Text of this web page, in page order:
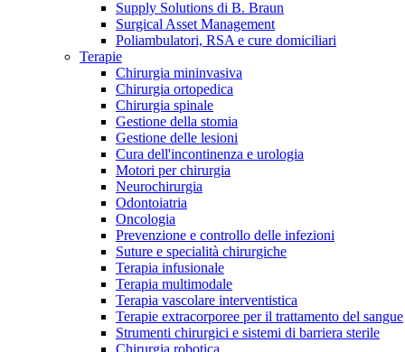
Campione stomia o cateteri
Richiedi gratuitamente un campione al nostro Customer Care,
Trova la tua opportunità di lavoro!
Scopri le opportunità di carriera del Gruppo B. Braun. Visita
Supply Solutions di B. Braun
Surgical Asset Management
Poliambulatori, RSA e cure domiciliari
Terapie
Chirurgia mininvasiva
Chirurgia ortopedica
Chirurgia spinale
Gestione della stomia
Gestione delle lesioni
Cura dell'incontinenza e urologia
Motori per chirurgia
Neurochirurgia
Odontoiatria
Oncologia
Prevenzione e controllo delle infezioni
Suture e specialità chirurgiche
Terapia infusionale
Terapia multimodale
Terapia vascolare interventistica
Terapie extracorporee per il trattamento del sangue
Strumenti chirurgici e sistemi di barriera sterile
Chirurgia robotica